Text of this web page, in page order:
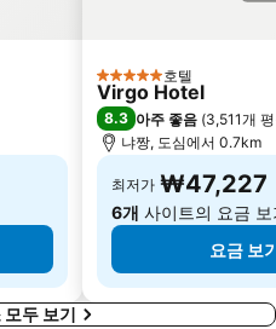
5 성급 호텔
Virgo Hotel
8.3 아주 좋음 (3,511개
냐짱, 도심에서 0.7km
최저가 ₩47,227
6개 사이트의 요금 보
요금 보
모두 보기